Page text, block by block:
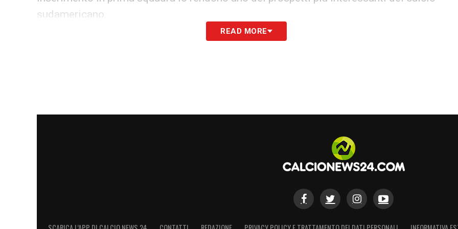
sudamericano.
Con l’interesse di club di primo piano come Liverpool e Chelsea, il futuro di Robinho Jr
READ MORE